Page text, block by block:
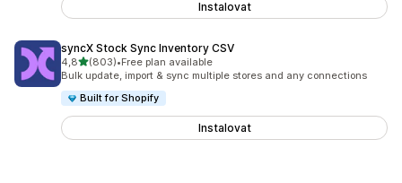
Instalovat
syncX Stock Sync Inventory CSV
4,8z 5 hvězd
(803)
Celkový počet recenzí: 803
•Free plan available
Bulk update, import & sync multiple stores and any connections
Built for Shopify
Instalovat